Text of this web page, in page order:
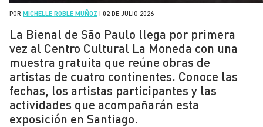
POR MICHELLE ROBLE MUÑOZ 02 DE JULIO 2026
La Bienal de São Paulo llega por primera
vez al Centro Cultural La Moneda con una
muestra gratuita que reúne obras de
artistas de cuatro continentes. Conoce las
fechas, los artistas participantes y las
actividades que acompañarán esta
exposición en Santiago.